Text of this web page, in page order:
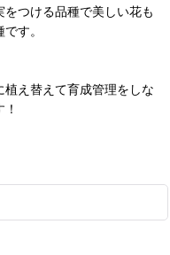
つける品種で美しい花も
す。
え替えて育成管理をしな